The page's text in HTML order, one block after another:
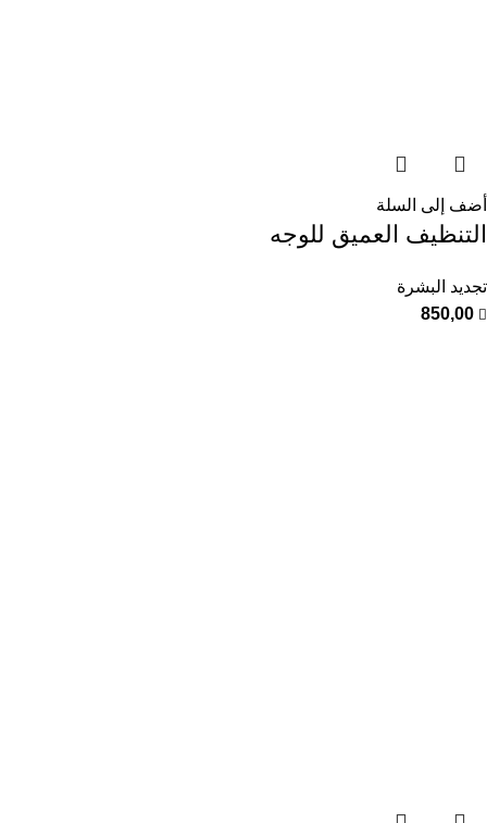
أضف إلى السلة
التنظيف العميق للوجه
تجديد البشرة
850,00